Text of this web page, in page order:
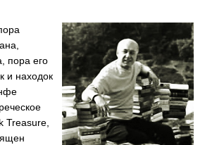
пора его
и находок
Treasure,